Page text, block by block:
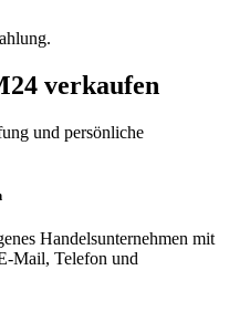
verkaufen
und persönliche
Handelsunternehmen mit
Mail, Telefon und